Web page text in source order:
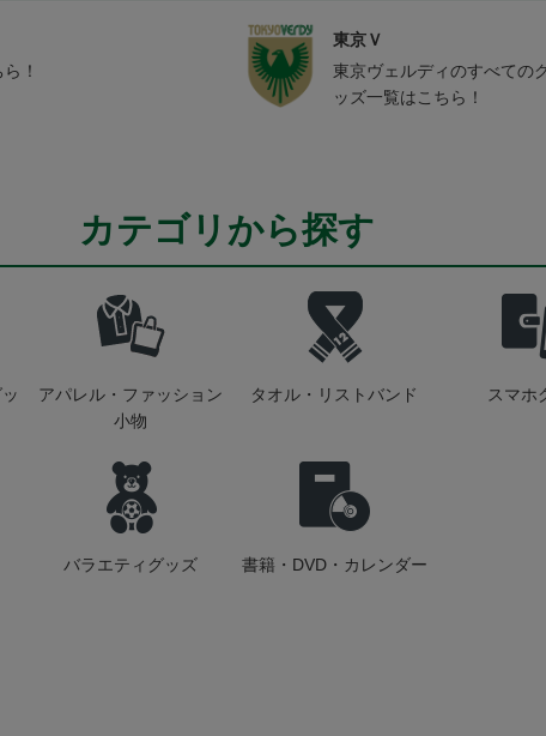
！
東京Ｖ
東京ヴェルディのすべての
ッズ一覧はこちら！
カテゴリから探す
アパレル・ファッション
小物
タオル・リストバンド スマホ
バラエティグッズ 書籍・DVD・カレンダー